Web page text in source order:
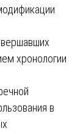
хронологии
в